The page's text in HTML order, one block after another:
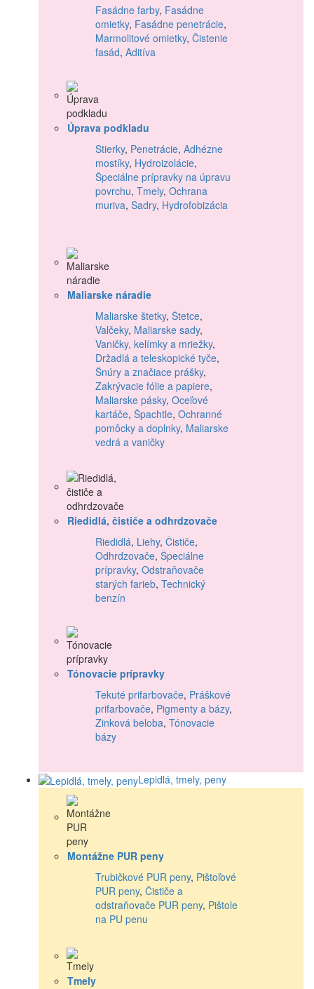
Fasádne farby, Fasádne
omietky, Fasádne penetrácie,
Marmolitové omietky, Čistenie
fasád, Aditíva
Úprava podkladu
Stierky, Penetrácie, Adhézne
mostíky, Hydroizolácie,
Špeciálne prípravky na úpravu
povrchu, Tmely, Ochrana
muriva, Sadry, Hydrofobizácia
Maliarske náradie
Maliarske štetky, Štetce,
Valčeky, Maliarske sady,
Vaničky, kelímky a mriežky,
Držadlá a teleskopické tyče,
Šnúry a značiace prášky,
Zakrývacie fólie a papiere,
Maliarske pásky, Oceľové
kartáče, Špachtle, Ochranné
pomôcky a doplnky, Maliarske
vedrá a vaničky
Riedidlá, čističe a odhrdzovače
Riedidlá, Liehy, Čističe,
Odhrdzovače, Špeciálne
prípravky, Odstraňovače
starých farieb, Technický
benzín
Tónovacie prípravky
Tekuté prifarbovače, Práškové
prifarbovače, Pigmenty a bázy,
Zinková beloba, Tónovacie
bázy
Lepidlá, tmely, peny
Montážne PUR peny
Trubičkové PUR peny, Pištoľové
PUR peny, Čističe a
odstraňovače PUR peny, Pištole
na PU penu
Tmely